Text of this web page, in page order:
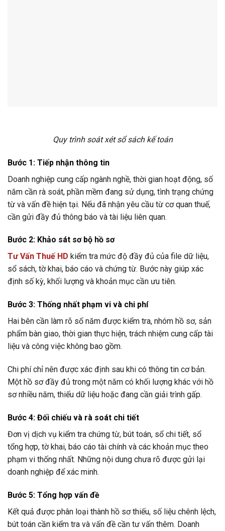
Quy trình soát xét sổ sách kế toán
Bước 1: Tiếp nhận thông tin
Doanh nghiệp cung cấp ngành nghề, thời gian hoạt động, số
năm cần rà soát, phần mềm đang sử dụng, tình trạng chứng
từ và vấn đề hiện tại. Nếu đã nhận yêu cầu từ cơ quan thuế,
cần gửi đầy đủ thông báo và tài liệu liên quan.
Bước 2: Khảo sát sơ bộ hồ sơ
Tư Vấn Thuế HD kiểm tra mức độ đầy đủ của file dữ liệu,
sổ sách, tờ khai, báo cáo và chứng từ. Bước này giúp xác
định số kỳ, khối lượng và khoản mục cần ưu tiên.
Bước 3: Thống nhất phạm vi và chi phí
Hai bên cần làm rõ số năm được kiểm tra, nhóm hồ sơ, sản
phẩm bàn giao, thời gian thực hiện, trách nhiệm cung cấp tài
liệu và công việc không bao gồm.
Chi phí chỉ nên được xác định sau khi có thông tin cơ bản.
Một hồ sơ đầy đủ trong một năm có khối lượng khác với hồ
sơ nhiều năm, thiếu dữ liệu hoặc đang cần giải trình gấp.
Bước 4: Đối chiếu và rà soát chi tiết
Đơn vị dịch vụ kiểm tra chứng từ, bút toán, sổ chi tiết, sổ
tổng hợp, tờ khai, báo cáo tài chính và các khoản mục theo
phạm vi thống nhất. Những nội dung chưa rõ được gửi lại
doanh nghiệp để xác minh.
Bước 5: Tổng hợp vấn đề
Kết quả được phân loại thành hồ sơ thiếu, số liệu chênh lệch,
bút toán cần kiểm tra và vấn đề cần tư vấn thêm. Doanh